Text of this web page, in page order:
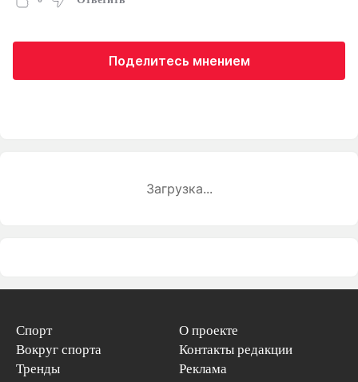
Поделитесь мнением
Загрузка...
Спорт
Вокруг спорта
Тренды
О проекте
Контакты редакции
Реклама